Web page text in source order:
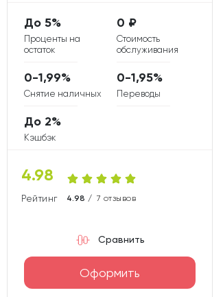
Русский стандарт
16
Ситибанк Авангард
Дом.РФ
Ренессанс кредит
Левобережный
4.98
Рейтинг карты
4.98 / 7 отзывов
Проценты на
остаток
До 5%
Стоимость
обслуживания
0 ₽
Снятие наличных
0-1,99%
Переводы
0-1,95%
Кэшбэк
До 2%
Оформить
Сравнить